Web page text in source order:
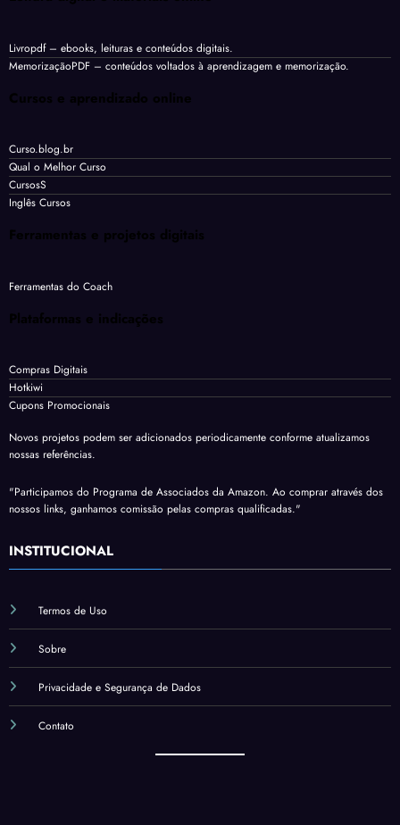
Livropdf– ebooks, leituras e conteúdos digitais.
MemorizaçãoPDF – conteúdos voltados à aprendizagem e memorização.
Cursos e aprendizado online
Curso.blog.br
Qual o Melhor Curso
CursosS
Inglês Cursos
Ferramentas e projetos digitais
Ferramentas do Coach
Plataformas e indicações
Compras Digitais
Hotkiwi
Cupons Promocionais
Novos projetos podem ser adicionados periodicamente conforme atualizamos
nossas referências.
"Participamos do Programa de Associados da Amazon. Ao comprar através dos
nossos links, ganhamos comissão pelas compras qualificadas."
INSTITUCIONAL
Termos de Uso
Sobre
Privacidade e Segurança de Dados
Contato